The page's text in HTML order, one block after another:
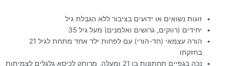
זוגות נשואים או ידועים בציבור ללא הגבלת גיל
יחידים (רווקים, גרושים ואלמנים) מעל גיל 35
הורה עצמאי (חד-הורי) עם לפחות ילד אחד מתחת לגיל 21
בחזקתו
נכה בגפיים תחתונות בן 21 ומעלה, מרותק לכיסא גלגלים לצמיתות